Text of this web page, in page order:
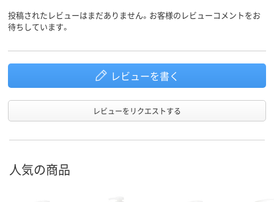
投稿されたレビューはまだありません。お客様のレビューコメントをお
待ちしています。
レビューを書く
レビューをリクエストする
人気の商品